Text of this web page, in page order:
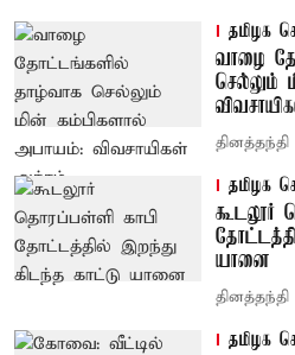
தமிழக
வாழை
செல்லும்
தினத்தந்தி
தமிழக
கூடலூர்
யானை
தினத்தந்தி
தமிழக